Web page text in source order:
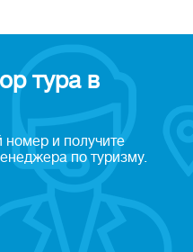
тура в
и получите
по туризму.